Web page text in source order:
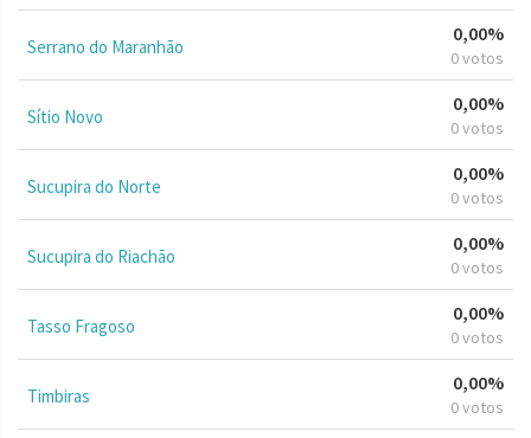
Serrano do Maranhão
0,00%
0 votos
Sítio Novo
0,00%
0 votos
Sucupira do Norte
0,00%
0 votos
Sucupira do Riachão
0,00%
0 votos
Tasso Fragoso
0,00%
0 votos
Timbiras
0,00%
0 votos